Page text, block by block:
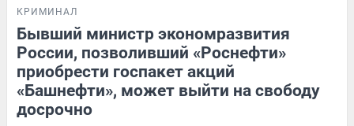
КРИМИНАЛ
Бывший министр экономразвития
России, позволивший «Роснефти»
приобрести госпакет акций
«Башнефти», может выйти на свободу
досрочно